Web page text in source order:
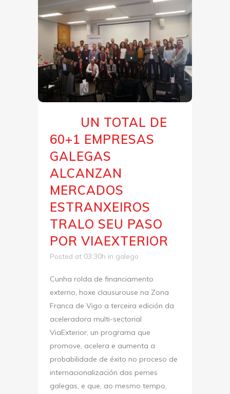
UN TOTAL DE
60+1 EMPRESAS
GALEGAS
ALCANZAN
MERCADOS
ESTRANXEIROS
TRALO SEU PASO
POR VIAEXTERIOR
Posted at 03:30h in galego
Cunha rolda de financiamento
externo, hoxe clausurouse na Zona
Franca de Vigo a terceira edición da
aceleradora multi-sectorial
ViaExterior, un programa que
promove, acelera e aumenta a
probabilidade de éxito no proceso de
internacionalización das pemes
galegas, e que, ao mesmo tempo,